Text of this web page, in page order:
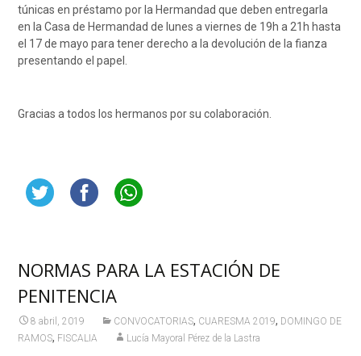
túnicas en préstamo por la Hermandad que deben entregarla
en la Casa de Hermandad de lunes a viernes de 19h a 21h hasta
el 17 de mayo para tener derecho a la devolución de la fianza
presentando el papel.
Gracias a todos los hermanos por su colaboración.
NORMAS PARA LA ESTACIÓN DE
PENITENCIA
8 abril, 2019 CONVOCATORIAS, CUARESMA 2019, DOMINGO DE
RAMOS, FISCALIA Lucía Mayoral Pérez de la Lastra